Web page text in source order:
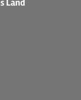
Land